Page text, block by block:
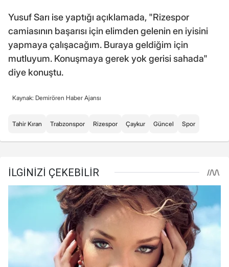
Yusuf Sarı ise yaptığı açıklamada, "Rizespor
camiasının başarısı için elimden gelenin en iyisini
yapmaya çalışacağım. Buraya geldiğim için
mutluyum. Konuşmaya gerek yok gerisi sahada"
diye konuştu.
Kaynak: Demirören Haber Ajansı
Tahir Kıran Trabzonspor Rizespor Çaykur Güncel Spor